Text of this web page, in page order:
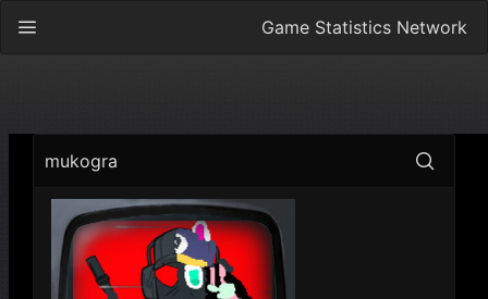
Game Statistics Network
mukogra